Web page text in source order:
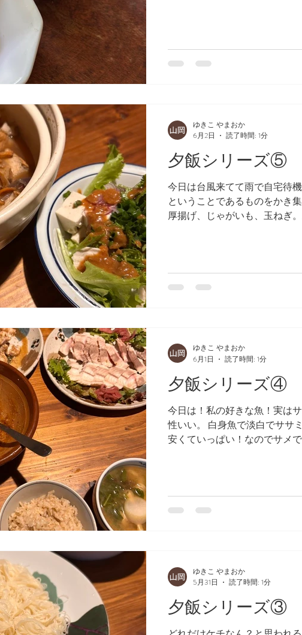
夕飯シリーズ⑤
今日は台風来てて雨で自宅待
ということであるものをかき
厚揚げ、じゃがいも、玉ねぎ
ゆきこ やまおか
6月2日
読了時間: 1分
夕飯シリーズ④
今日は！私の好きな魚！実は
性いい。 白身魚で淡白でササ
安くていっぱい！なのでサメ
う。
ゆきこ やまおか
6月1日
読了時間: 1分
夕飯シリーズ③
ゆきこ やまおか
5月31日
読了時間: 1分